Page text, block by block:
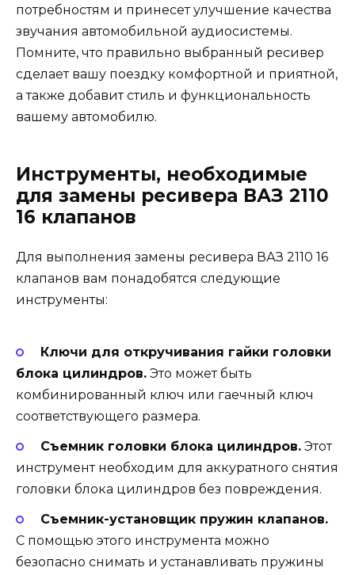
потребностям и принесет улучшение качества
звучания автомобильной аудиосистемы.
Помните, что правильно выбранный ресивер
сделает вашу поездку комфортной и приятной,
а также добавит стиль и функциональность
вашему автомобилю.
Инструменты, необходимые
для замены ресивера ВАЗ 2110
16 клапанов
Для выполнения замены ресивера ВАЗ 2110 16
клапанов вам понадобятся следующие
инструменты:
Ключи для откручивания гайки головки
блока цилиндров. Это может быть
комбинированный ключ или гаечный ключ
соответствующего размера.
Съемник головки блока цилиндров.Этот
инструмент необходим для аккуратного снятия
головки блока цилиндров без повреждения.
Съемник-установщик пружин клапанов.
С помощью этого инструмента можно
безопасно снимать и устанавливать пружины